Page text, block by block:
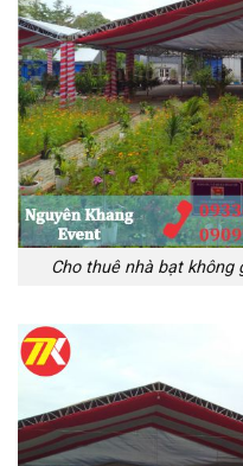
Cho thuê nhà bạt không